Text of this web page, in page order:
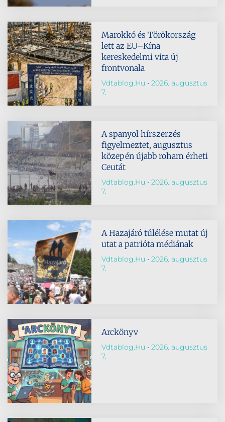
Marokkó és Törökország
lett az EU–Kína
kereskedelmi vita új
frontvonala
Vdtablog.hu
2026. augusztus
7.
A spanyol hírszerzés
figyelmeztet, augusztus
közepén újabb roham érheti
Ceutát
Vdtablog.hu
2026. augusztus
7.
A Hazajáró túlélése mutat új
utat a patrióta médiának
Vdtablog.hu
2026. augusztus
7.
Arckönyv
Vdtablog.hu
2026. augusztus
7.